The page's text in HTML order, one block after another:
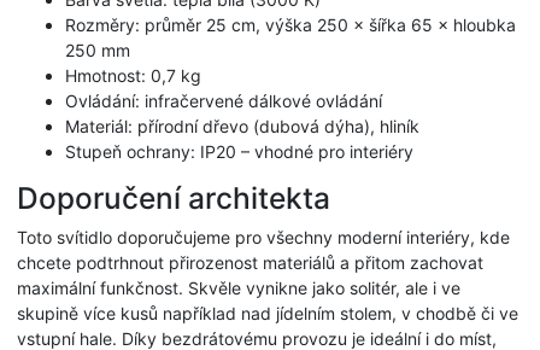
Rozměry: průměr 25 cm, výška 250 × šířka 65 × hloubka
250 mm
Hmotnost: 0,7 kg
Ovládání: infračervené dálkové ovládání
Materiál: přírodní dřevo (dubová dýha), hliník
Stupeň ochrany: IP20 – vhodné pro interiéry
Doporučení architekta
Toto svítidlo doporučujeme pro všechny moderní interiéry, kde
chcete podtrhnout přirozenost materiálů a přitom zachovat
maximální funkčnost. Skvěle vynikne jako solitér, ale i ve
skupině více kusů například nad jídelním stolem, v chodbě či ve
vstupní hale. Díky bezdrátovému provozu je ideální i do míst,